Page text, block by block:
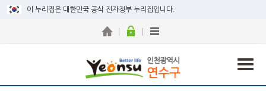
이 누리집은 대한민국 공식 전자정부 누리집입니다.